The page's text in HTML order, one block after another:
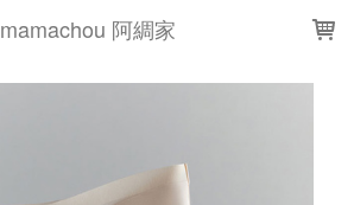
mamachou 阿綢家